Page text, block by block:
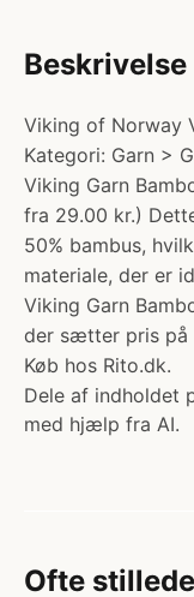
Beskrivelse
Viking of Norway
Kategori: Garn >
Viking Garn
fra 29.00 kr.)
50% bambus,
materiale, der er
Viking Garn
der sætter pris på
Køb hos Rito.dk.
Dele af indholdet
med hjælp fra AI.
Ofte